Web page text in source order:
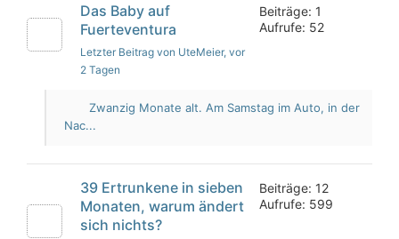
Das Baby auf
Fuerteventura
Letzter Beitrag von UteMeier, vor
2 Tagen
Beiträge: 1
Aufrufe: 52
Zwanzig Monate alt. Am Samstag im Auto, in der
Nac...
39 Ertrunkene in sieben
Monaten, warum ändert
sich nichts?
Beiträge: 12
Aufrufe: 599